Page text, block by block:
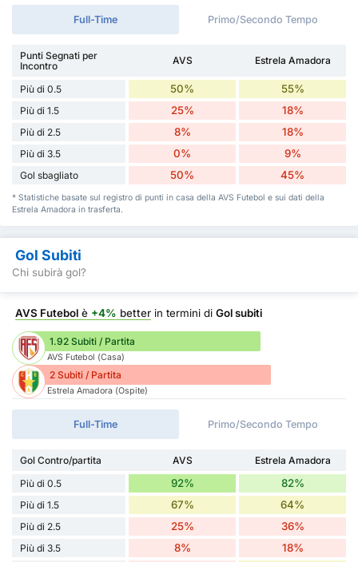
Full-Time Primo/Secondo Tempo
Punti Segnati per
Incontro
AVS Estrela Amadora
Più di 0.5 50% 55%
Più di 1.5 25% 18%
Più di 2.5 8% 18%
Più di 3.5 0% 9%
Gol sbagliato 50% 45%
* Statistiche basate sul registro di punti in casa della AVS Futebol e sui dati della
Estrela Amadora in trasferta.
Gol Subiti
Chi subirà gol?
AVS Futebol è +4% better in termini di Gol subiti
1.92 Subiti / Partita
AVS Futebol (Casa)
2 Subiti / Partita
Estrela Amadora (Ospite)
Full-Time Primo/Secondo Tempo
Gol Contro/partita AVS
Estrela Amadora
Più di 0.5
92% 82%
Più di 1.5 67% 64%
Più di 2.5 25% 36%
Più di 3.5 8% 18%